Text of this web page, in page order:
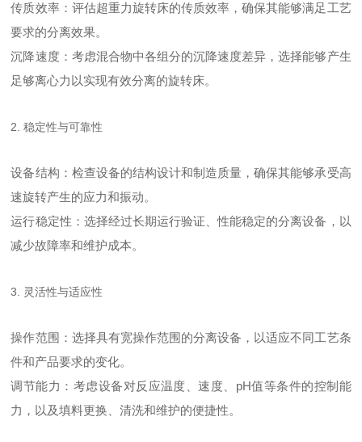
传质效率：评估超重力旋转床的传质效率，确保其能够满足工艺
要求的分离效果。
沉降速度：考虑混合物中各组分的沉降速度差异，选择能够产生
足够离心力以实现有效分离的旋转床。
2. 稳定性与可靠性
设备结构：检查设备的结构设计和制造质量，确保其能够承受高
速旋转产生的应力和振动。
运行稳定性：选择经过长期运行验证、性能稳定的分离设备，以
减少故障率和维护成本。
3. 灵活性与适应性
操作范围：选择具有宽操作范围的分离设备，以适应不同工艺条
件和产品要求的变化。
调节能力：考虑设备对反应温度、速度、pH值等条件的控制能
力，以及填料更换、清洗和维护的便捷性。